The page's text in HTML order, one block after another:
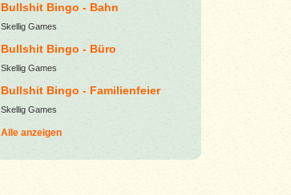
Bullshit Bingo - Bahn
Skellig Games
Bullshit Bingo - Büro
Skellig Games
Bullshit Bingo - Familienfeier
Skellig Games
Alle anzeigen